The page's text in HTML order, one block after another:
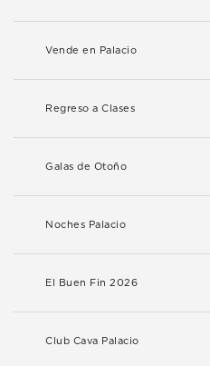
Vende en Palacio
Regreso a Clases
Galas de Otoño
Noches Palacio
El Buen Fin 2026
Club Cava Palacio